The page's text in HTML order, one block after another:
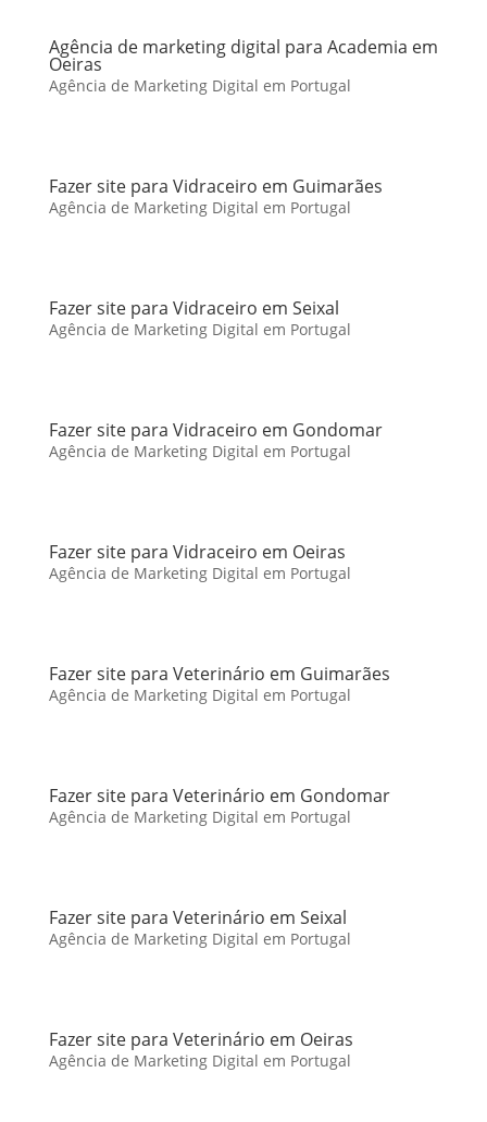
Agência de marketing digital para Academia em
Oeiras
Agência de Marketing Digital em Portugal
Fazer site para Vidraceiro em Guimarães
Agência de Marketing Digital em Portugal
Fazer site para Vidraceiro em Seixal
Agência de Marketing Digital em Portugal
Fazer site para Vidraceiro em Gondomar
Agência de Marketing Digital em Portugal
Fazer site para Vidraceiro em Oeiras
Agência de Marketing Digital em Portugal
Fazer site para Veterinário em Guimarães
Agência de Marketing Digital em Portugal
Fazer site para Veterinário em Gondomar
Agência de Marketing Digital em Portugal
Fazer site para Veterinário em Seixal
Agência de Marketing Digital em Portugal
Fazer site para Veterinário em Oeiras
Agência de Marketing Digital em Portugal